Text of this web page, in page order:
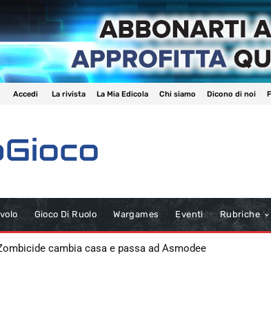
Accedi La rivista La Mia Edicola Chi siamo Dicono di noi
Gioco Di Ruolo Wargames Eventi Rubriche
cambia casa e passa ad Asmodee